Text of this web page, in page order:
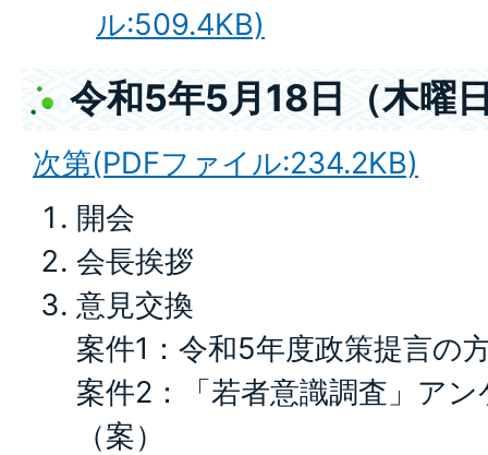
ル:509.4KB)
令和5年5月18日（木曜
次第(PDFファイル:234.2KB)
開会
会長挨拶
意見交換
案件1：令和5年度政策提言の
案件2：「若者意識調査」ア
（案）